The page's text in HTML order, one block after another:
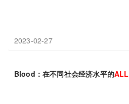
2023-02-27
Blood：在不同社会经济水平的ALL